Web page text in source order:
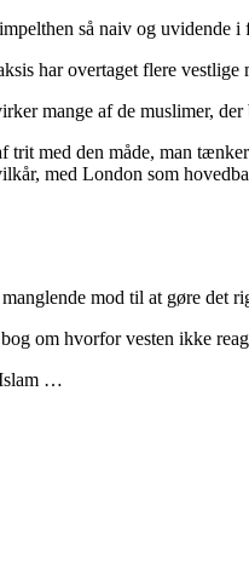
så naiv og
har overtaget flere
mange af de muslimer,
trit med den måde, man
med London som
mod til at gøre det
om hvorfor vesten ikke
Islam …